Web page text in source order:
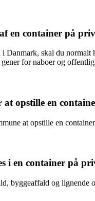
en container på
Danmark, skal du
for naboer og
at opstille en
at opstille en
i en container på
byggeaffald og